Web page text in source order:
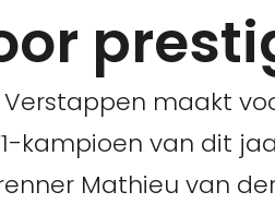
Verstappen maakt
kampioen van dit
Mathieu van